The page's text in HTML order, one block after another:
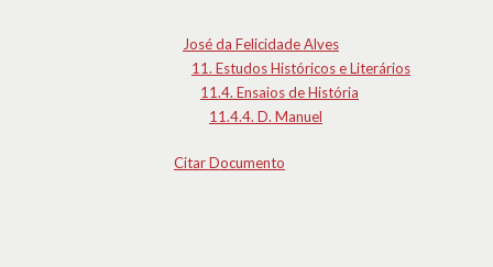
José da Felicidade Alves
11. Estudos Históricos e Literários
11.4. Ensaios de História
11.4.4. D. Manuel
Citar Documento